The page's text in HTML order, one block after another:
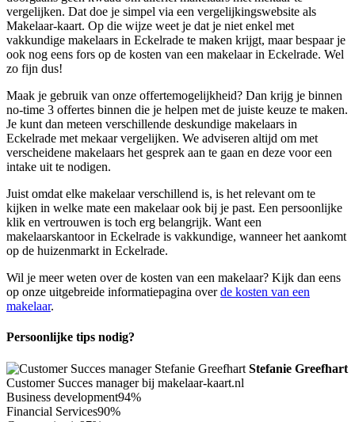
vergelijken. Dat doe je simpel via een vergelijkingswebsite als
Makelaar-kaart. Op die wijze weet je dat je niet enkel met
vakkundige makelaars in Eckelrade te maken krijgt, maar bespaar je
ook nog eens fors op de kosten van een makelaar in Eckelrade. Wel
zo fijn dus!
Maak je gebruik van onze offertemogelijkheid? Dan krijg je binnen
no-time 3 offertes binnen die je helpen met de juiste keuze te maken.
Je kunt dan meteen verschillende deskundige makelaars in
Eckelrade met mekaar vergelijken. We adviseren altijd om met
verscheidene makelaars het gesprek aan te gaan en deze voor een
intake uit te nodigen.
Juist omdat elke makelaar verschillend is, is het relevant om te
kijken in welke mate een makelaar ook bij je past. Een persoonlijke
klik en vertrouwen is toch erg belangrijk. Want een
makelaarskantoor in Eckelrade is vakkundige, wanneer het aankomt
op de huizenmarkt in Eckelrade.
Wil je meer weten over de kosten van een makelaar? Kijk dan eens
op onze uitgebreide informatiepagina overde kosten van een
makelaar.
Persoonlijke tips nodig?
Stefanie Greefhart
Customer Succes manager bij makelaar-kaart.nl
Business development94%
Financial Services90%